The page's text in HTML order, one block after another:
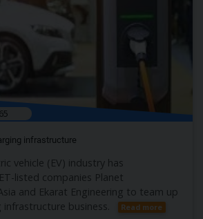
infrastructure
vehicle (EV) industry has
listed companies Planet
and Ekarat Engineering to team up
infrastructure business.
Read more